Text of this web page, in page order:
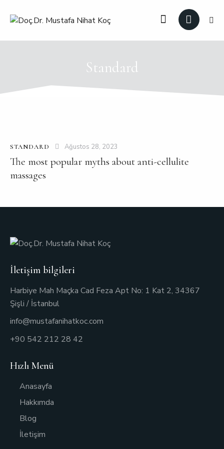
Standard
STANDARD Ağustos 28, 2023
The most popular myths about anti-cellulite
massages
İletişim bilgileri
Harbiye Mah Maçka Cad Feza Apt No: 1 Kat 2, 34367
Şişli / İstanbul
info@mustafanihatkoc.com
+90 542 212 28 42
Hızlı Menü
Anasayfa
Hakkımda
Blog
İletişim